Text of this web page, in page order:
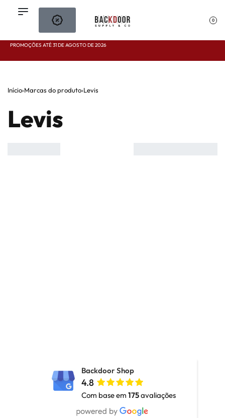
0
PROMOÇÕES ATÉ 31 DE AGOSTO DE 2026
Início›Marcas do produto›Levis
Levis
Backdoor Shop
4.8
Com base em 175avaliações